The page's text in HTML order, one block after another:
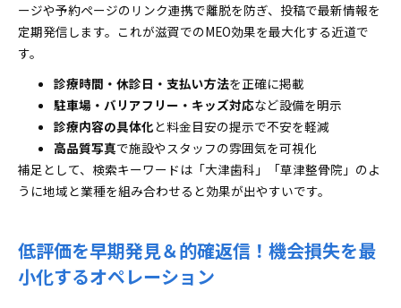
ージや予約ページのリンク連携で離脱を防ぎ、投稿で最新情報を
定期発信します。これが滋賀でのMEO効果を最大化する近道で
す。
診療時間・休診日・支払い方法を正確に掲載
駐車場・バリアフリー・キッズ対応など設備を明示
診療内容の具体化と料金目安の提示で不安を軽減
高品質写真で施設やスタッフの雰囲気を可視化
補足として、検索キーワードは「大津歯科」「草津整骨院」のよ
うに地域と業種を組み合わせると効果が出やすいです。
低評価を早期発見＆的確返信！機会損失を最
小化するオペレーション